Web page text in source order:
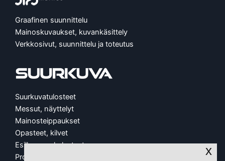
Graafinen suunnittelu
Mainoskuvaukset, kuvankäsittely
Verkkosivut, suunnittelu ja toteutus
Suurkuvatulosteet
Messut, näyttelyt
Mainosteippaukset
Opasteet, kilvet
Esillepano, kalusteet
Protopaja
x